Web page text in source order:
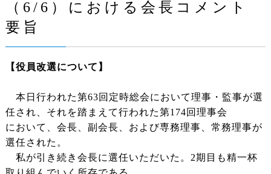
（6/6）における会長コメント
要旨
【役員改選について】
本日行われた第63回定時総会において理事・監事が選
任され、それを踏まえて行われた第174回理事会
において、会長、副会長、および専務理事、常務理事が
選任された。
私が引き続き会長に選任いただいた。2期目も精一杯